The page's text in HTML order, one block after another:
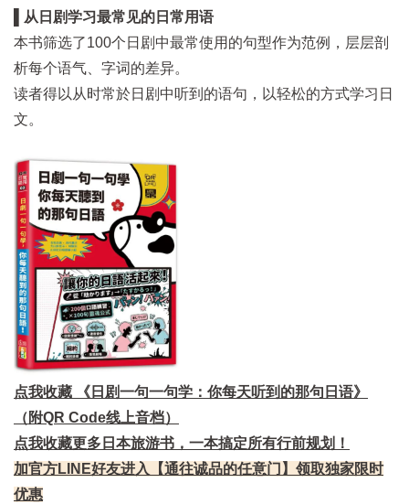
▌从日剧学习最常见的日常用语
本书筛选了100个日剧中最常使用的句型作为范例，层层剖
析每个语气、字词的差异。
读者得以从时常於日剧中听到的语句，以轻松的方式学习日
文。
点我收藏 《日剧一句一句学：你每天听到的那句日语》
（附QR Code线上音档）
点我收藏更多日本旅游书，一本搞定所有行前规划！
加官方LINE好友进入【通往诚品的任意门】领取独家限时
优惠